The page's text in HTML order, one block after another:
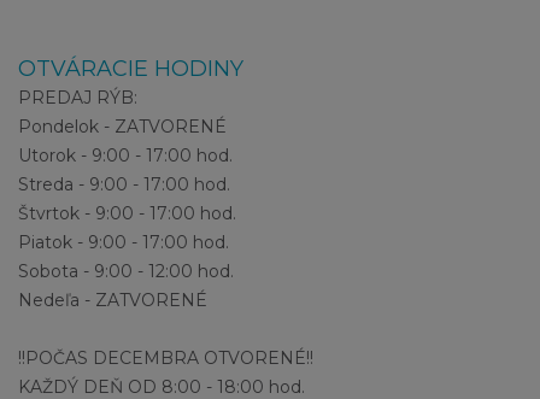
OTVÁRACIE HODINY
PREDAJ RÝB:
Pondelok - ZATVORENÉ
Utorok - 9:00 - 17:00 hod.
Streda - 9:00 - 17:00 hod.
Štvrtok - 9:00 - 17:00 hod.
Piatok - 9:00 - 17:00 hod.
Sobota - 9:00 - 12:00 hod.
Nedeľa - ZATVORENÉ
!!POČAS DECEMBRA OTVORENÉ!!
KAŽDÝ DEŇ OD 8:00 - 18:00 hod.